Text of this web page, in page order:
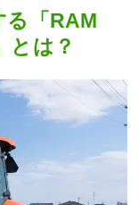
る「RAM
とは？